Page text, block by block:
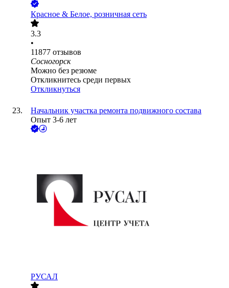
Красное & Белое, розничная сеть
3.3
•
11877 отзывов
Сосногорск
Можно без резюме
Откликнитесь среди первых
Откликнуться
Начальник участка ремонта подвижного состава
Опыт 3-6 лет
РУСАЛ